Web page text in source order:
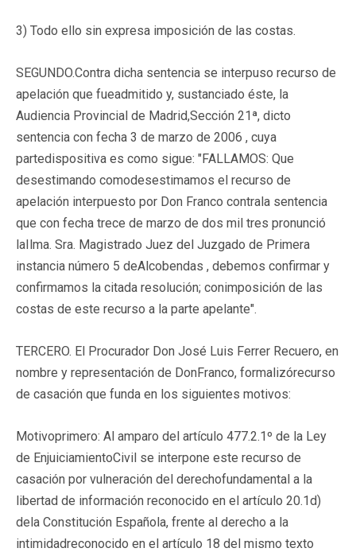
3) Todo ello sin expresa imposición de las costas.
SEGUNDO.Contra dicha sentencia se interpuso recurso de
apelación que fueadmitido y, sustanciado éste, la
Audiencia Provincial de Madrid,Sección 21ª, dicto
sentencia con fecha 3 de marzo de 2006 , cuya
partedispositiva es como sigue: "FALLAMOS: Que
desestimando comodesestimamos el recurso de
apelación interpuesto por Don Franco contrala sentencia
que con fecha trece de marzo de dos mil tres pronunció
laIlma. Sra. Magistrado Juez del Juzgado de Primera
instancia número 5 deAlcobendas , debemos confirmar y
confirmamos la citada resolución; conimposición de las
costas de este recurso a la parte apelante".
TERCERO. El Procurador Don José Luis Ferrer Recuero, en
nombre y representación de DonFranco, formalizórecurso
de casación que funda en los siguientes motivos:
Motivoprimero: Al amparo del artículo 477.2.1º de la Ley
de EnjuiciamientoCivil se interpone este recurso de
casación por vulneración del derechofundamental a la
libertad de información reconocido en el artículo 20.1d)
dela Constitución Española, frente al derecho a la
intimidadreconocido en el artículo 18 del mismo texto